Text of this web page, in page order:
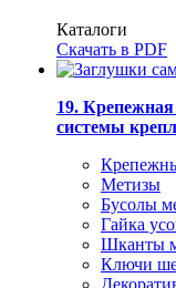
Каталоги
Скачать в PDF
19.
системы
Метизы
Бусолы
Гайка
Шканты
Ключи